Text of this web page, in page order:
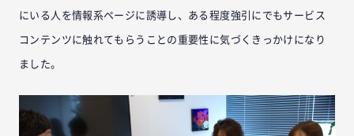
にいる人を情報系ページに誘導し、ある程度強引にでもサービス
コンテンツに触れてもらうことの重要性に気づくきっかけになり
ました。